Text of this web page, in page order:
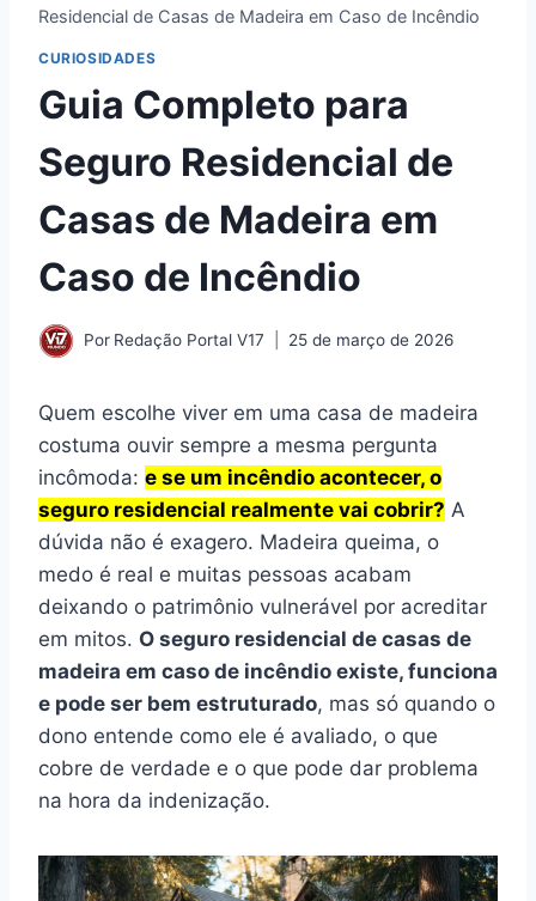
Residencial de Casas de Madeira em Caso de Incêndio
CURIOSIDADES
Guia Completo para
Seguro Residencial de
Casas de Madeira em
Caso de Incêndio
Por Redação Portal V17 25 de março de 2026
Quem escolhe viver em uma casa de madeira
costuma ouvir sempre a mesma pergunta
incômoda: e se um incêndio acontecer, o
seguro residencial realmente vai cobrir? A
dúvida não é exagero. Madeira queima, o
medo é real e muitas pessoas acabam
deixando o patrimônio vulnerável por acreditar
em mitos. O seguro residencial de casas de
madeira em caso de incêndio existe, funciona
e pode ser bem estruturado, mas só quando o
dono entende como ele é avaliado, o que
cobre de verdade e o que pode dar problema
na hora da indenização.